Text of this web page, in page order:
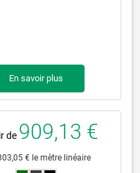
En savoir plus
de 909,13 €
€ le mètre linéaire